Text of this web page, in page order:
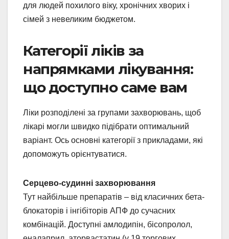
для людей похилого віку, хронічних хворих і
сімей з невеликим бюджетом.
Категорії ліків за
напрямками лікування:
що доступно саме вам
Ліки розподілені за групами захворювань, щоб
лікарі могли швидко підібрати оптимальний
варіант. Ось основні категорії з прикладами, які
допоможуть орієнтуватися.
Серцево-судинні захворювання
Тут найбільше препаратів – від класичних бета-
блокаторів і інгібіторів АПФ до сучасних
комбінацій. Доступні амлодипін, бісопролол,